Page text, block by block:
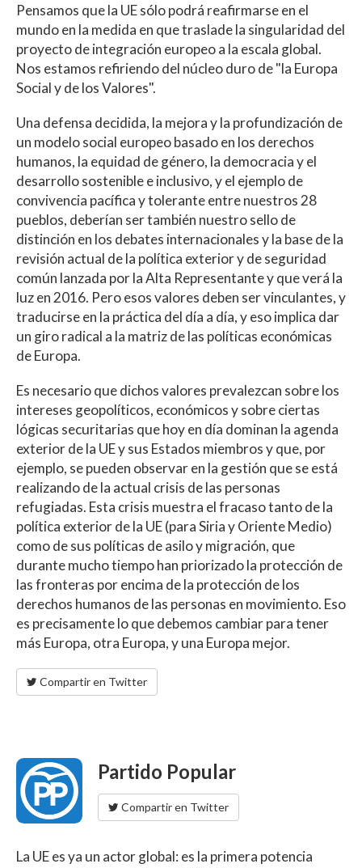
Pensamos que la UE sólo podrá reafirmarse en el
mundo en la medida en que traslade la singularidad del
proyecto de integración europeo a la escala global.
Nos estamos refiriendo del núcleo duro de "la Europa
Social y de los Valores".
Una defensa decidida, la mejora y la profundización de
un modelo social europeo basado en los derechos
humanos, la equidad de género, la democracia y el
desarrollo sostenible e inclusivo, y el ejemplo de
convivencia pacífica y tolerante entre nuestros 28
pueblos, deberían ser también nuestro sello de
distinción en los debates internacionales y la base de la
revisión actual de la política exterior y de seguridad
común lanzada por la Alta Representante y que verá la
luz en 2016. Pero esos valores deben ser vinculantes, y
traducirse en la práctica del día a día, y eso implica dar
un giro radical a la matriz de las políticas económicas
de Europa.
Es necesario que dichos valores prevalezcan sobre los
intereses geopolíticos, económicos y sobre ciertas
lógicas securitarias que hoy en día dominan la agenda
exterior de la UE y sus Estados miembros y que, por
ejemplo, se pueden observar en la gestión que se está
realizando de la actual crisis de las personas
refugiadas. Esta crisis muestra el fracaso tanto de la
política exterior de la UE (para Siria y Oriente Medio)
como de sus políticas de asilo y migración, que
durante mucho tiempo han priorizado la protección de
las fronteras por encima de la protección de los
derechos humanos de las personas en movimiento. Eso
es precisamente lo que debemos cambiar para tener
más Europa, otra Europa, y una Europa mejor.
Compartir en Twitter
Partido Popular
Compartir en Twitter
La UE es ya un actor global: es la primera potencia